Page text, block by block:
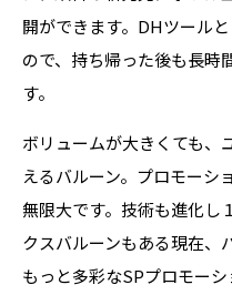
開ができます。DHツール
ので、持ち帰った後も長時
す。
ボリュームが大きくても、
えるバルーン。プロモーシ
無限大です。技術も進化し
クスバルーンもある現在、
もっと多彩なSPプロモー